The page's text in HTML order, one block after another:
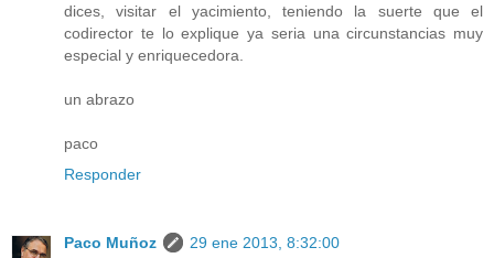
dices, visitar el yacimiento, teniendo la suerte que el
codirector te lo explique ya seria una circunstancias muy
especial y enriquecedora.
un abrazo
paco
Responder
Paco Muñoz
29 ene 2013, 8:32:00